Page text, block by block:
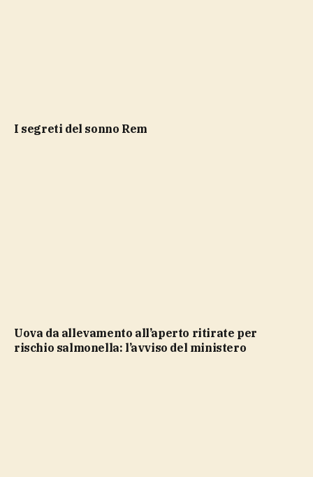
i segreti del sonno Rem
Uova da allevamento all’aperto ritirate per
rischio salmonella: l’avviso del ministero